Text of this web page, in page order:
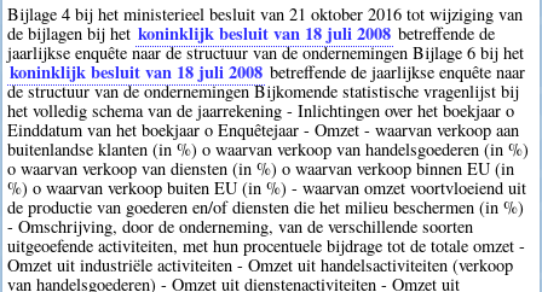
Bijlage 4 bij het ministerieel besluit van 21 oktober 2016 tot wijziging van
de bijlagen bij het koninklijk besluit van 18 juli 2008 betreffende de
jaarlijkse enquête naar de structuur van de ondernemingen Bijlage 6 bij het
koninklijk besluit van 18 juli 2008 betreffende de jaarlijkse enquête naar
de structuur van de ondernemingen Bijkomende statistische vragenlijst bij
het volledig schema van de jaarrekening - Inlichtingen over het boekjaar o
Einddatum van het boekjaar o Enquêtejaar - Omzet - waarvan verkoop aan
buitenlandse klanten (in %) o waarvan verkoop van handelsgoederen (in %)
o waarvan verkoop van diensten (in %) o waarvan verkoop binnen EU (in
%) o waarvan verkoop buiten EU (in %) - waarvan omzet voortvloeiend uit
de productie van goederen en/of diensten die het milieu beschermen (in %)
- Omschrijving, door de onderneming, van de verschillende soorten
uitgeoefende activiteiten, met hun procentuele bijdrage tot de totale omzet -
Omzet uit industriële activiteiten - Omzet uit handelsactiviteiten (verkoop
van handelsgoederen) - Omzet uit dienstenactiviteiten - Omzet uit